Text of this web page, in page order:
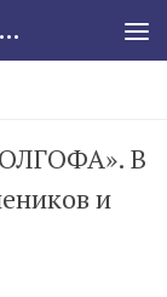
Свято-Троицкий кафедральный собор
В
и